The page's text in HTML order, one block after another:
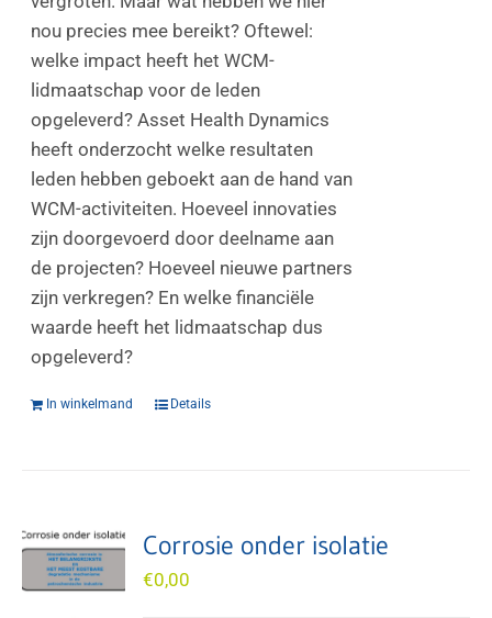
nou precies mee bereikt? Oftewel:
welke impact heeft het WCM-
lidmaatschap voor de leden
opgeleverd? Asset Health Dynamics
heeft onderzocht welke resultaten
leden hebben geboekt aan de hand van
WCM-activiteiten. Hoeveel innovaties
zijn doorgevoerd door deelname aan
de projecten? Hoeveel nieuwe partners
zijn verkregen? En welke financiële
waarde heeft het lidmaatschap dus
opgeleverd?
In winkelmand Details
Corrosie onder isolatie
€0,00